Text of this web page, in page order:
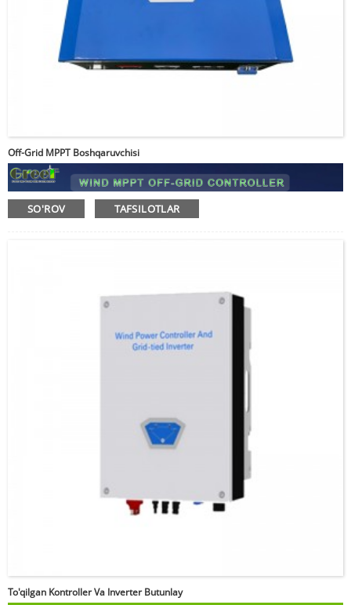
Off-Grid MPPT Boshqaruvchisi
SO'ROV TAFSILOTLAR
To'qilgan Kontroller Va Inverter Butunlay
Parolni kiriting
Yuborish